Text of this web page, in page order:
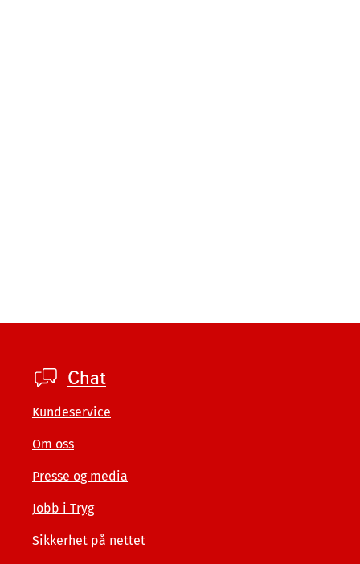
Footer
private
Chat
Kundeservice
Om oss
Presse og media
Jobb i Tryg
Sikkerhet på nettet